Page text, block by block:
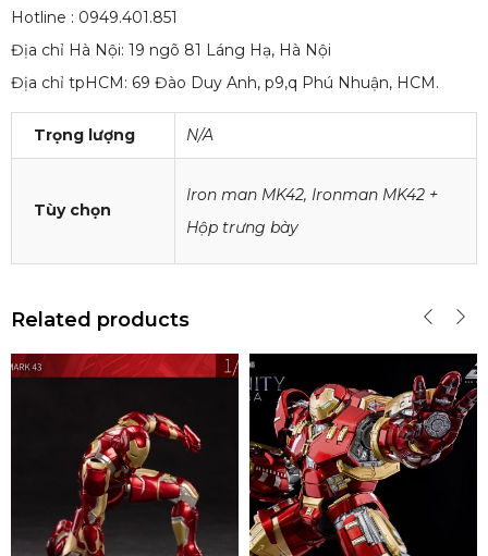
Hotline : 0949.401.851
Địa chỉ Hà Nội: 19 ngõ 81 Láng Hạ, Hà Nội
Địa chỉ tpHCM: 69 Đào Duy Anh, p9,q Phú Nhuận, HCM.
Trọng lượng N/A
Tùy chọn
Iron man MK42, Ironman MK42 +
Hộp trưng bày
Related products